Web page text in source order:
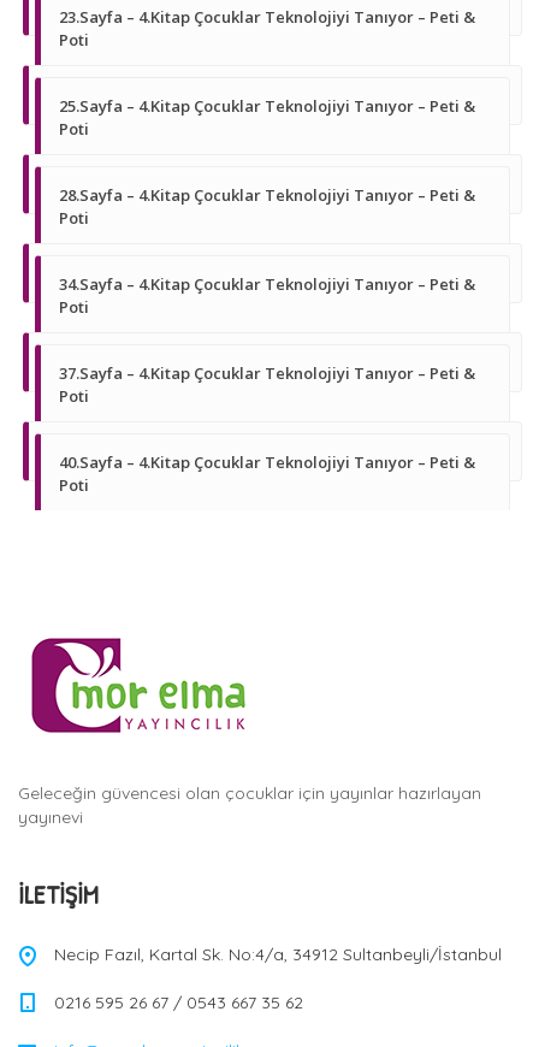
23.Sayfa – 4.Kitap Çocuklar Teknolojiyi Tanıyor – Peti &
Poti
25.Sayfa – 4.Kitap Çocuklar Teknolojiyi Tanıyor – Peti &
Poti
28.Sayfa – 4.Kitap Çocuklar Teknolojiyi Tanıyor – Peti &
Poti
34.Sayfa – 4.Kitap Çocuklar Teknolojiyi Tanıyor – Peti &
Poti
37.Sayfa – 4.Kitap Çocuklar Teknolojiyi Tanıyor – Peti &
Poti
40.Sayfa – 4.Kitap Çocuklar Teknolojiyi Tanıyor – Peti &
Poti
Geleceğin güvencesi olan çocuklar için yayınlar hazırlayan
yayınevi
İLETIŞIM
Necip Fazıl, Kartal Sk. No:4/a, 34912 Sultanbeyli/İstanbul
0216 595 26 67 / 0543 667 35 62